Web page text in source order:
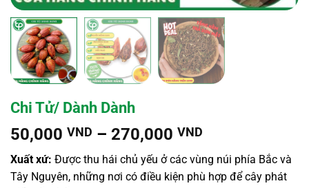
Chi Tử/ Dành Dành
50,000 VND – 270,000 VND
giá:
từ
50,000 VND
Xuất xứ: Được thu hái chủ yếu ở các vùng núi phía Bắc và
Tây Nguyên, những nơi có điều kiện phù hợp để cây phát